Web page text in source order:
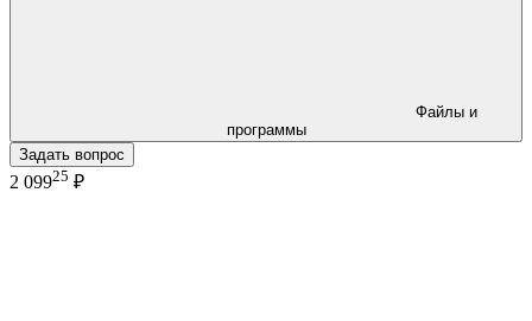
программы
Задать вопрос
2 09925 ₽